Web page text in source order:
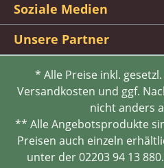
Soziale Medien
Unsere Partner
* Alle Preise inkl.
Versandkosten und ggf.
nicht anders
** Alle Angebotsprodukte
Preisen auch einzeln
unter der 02203 94 13